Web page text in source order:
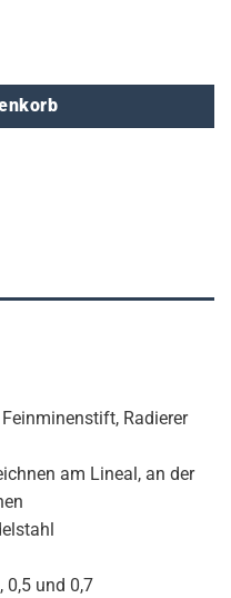
Radierer
am Lineal, an der
0,5 und 0,7